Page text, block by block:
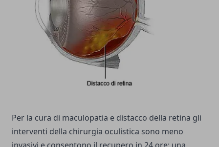
Per la cura di maculopatia e distacco della retina gli
interventi della chirurgia oculistica sono meno